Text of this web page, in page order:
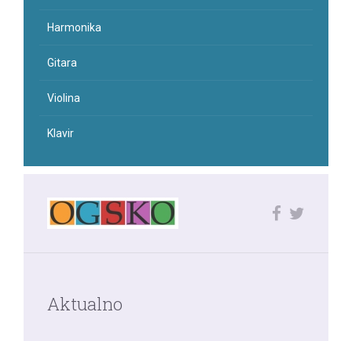
Harmonika
Gitara
Violina
Klavir
Aktualno